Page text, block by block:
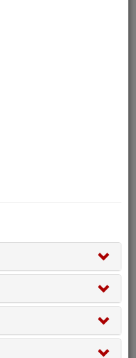
szolgáltatók